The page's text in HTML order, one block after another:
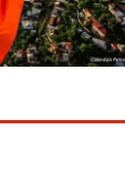
է